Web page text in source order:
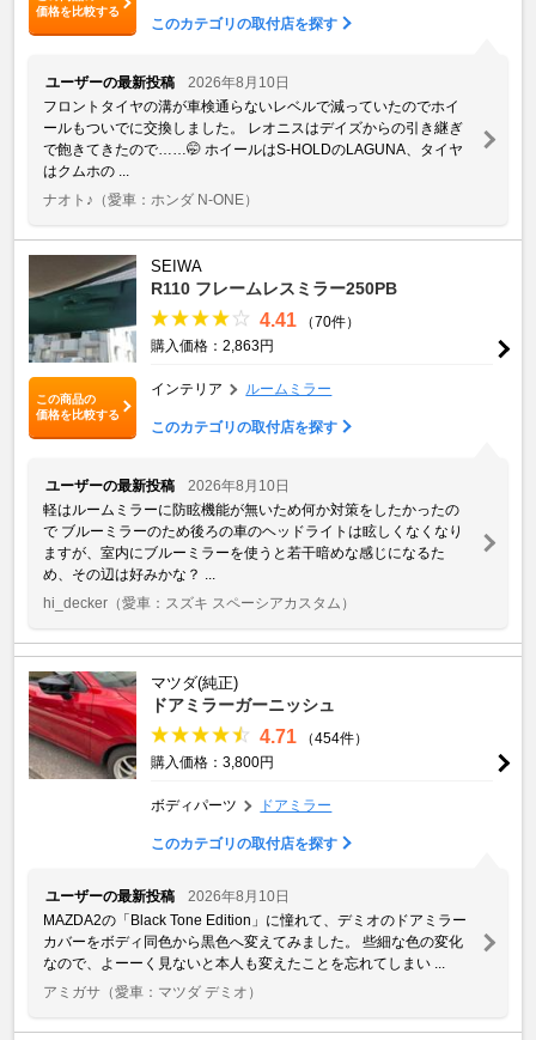
価格を比較する
このカテゴリの取付店を探す
ユーザーの最新投稿
2026年8月10日
フロントタイヤの溝が車検通らないレベルで減っていたのでホイ
ールもついでに交換しました。 レオニスはデイズからの引き継ぎ
で飽きてきたので……🤭 ホイールはS-HOLDのLAGUNA、タイヤ
はクムホの ...
ナオト♪ （愛車：ホンダ N-ONE）
この商品の
価格を比較する
SEIWA
R110 フレームレスミラー250PB
4.41
（70件）
購入価格：2,863円
インテリア ルームミラー
このカテゴリの取付店を探す
ユーザーの最新投稿
2026年8月10日
軽はルームミラーに防眩機能が無いため何か対策をしたかったの
で ブルーミラーのため後ろの車のヘッドライトは眩しくなくなり
ますが、室内にブルーミラーを使うと若干暗めな感じになるた
め、その辺は好みかな？ ...
hi_decker （愛車：スズキ スペーシアカスタム）
マツダ(純正)
ドアミラーガーニッシュ
4.71
（454件）
購入価格：3,800円
ボディパーツ ドアミラー
このカテゴリの取付店を探す
ユーザーの最新投稿
2026年8月10日
MAZDA2の「Black Tone Edition」に憧れて、デミオのドアミラー
カバーをボディ同色から黒色へ変えてみました。 些細な色の変化
なので、よーーく見ないと本人も変えたことを忘れてしまい ...
アミガサ （愛車：マツダ デミオ）